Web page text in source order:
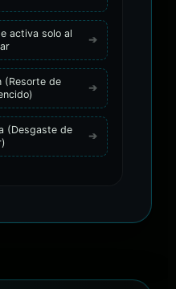
activa solo al
(Resorte de
(Desgaste de